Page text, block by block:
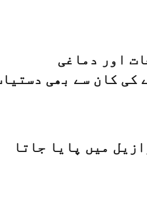
اور دماغی
کی کان سے بھی
میں پایا جاتا